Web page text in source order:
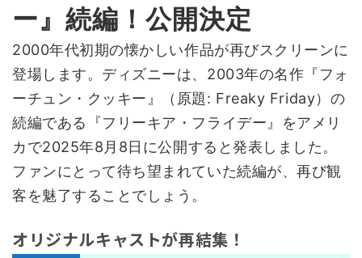
ー』続編！公開決定
2000年代初期の懐かしい作品が再びスクリーンに
登場します。ディズニーは、2003年の名作『フォ
ーチュン・クッキー』（原題: Freaky Friday）の
続編である『フリーキア・フライデー』をアメリ
カで2025年8月8日に公開すると発表しました。
ファンにとって待ち望まれていた続編が、再び観
客を魅了することでしょう。
オリジナルキャストが再結集！